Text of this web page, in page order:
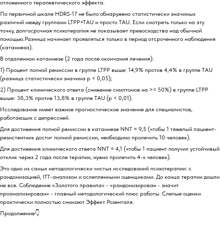
отложенного терапевтического эффекта.
По первичной шкале HDRS-17 не было обнаружено статистически значимых
различий между группами LTPP+TAU и просто TAU. Если смотреть только на эту
точку, долгосрочная психотерапия не показывает превосходства над обычной
помощью.Разница начинает проявляться только в период отсроченного наблюдения
(катамнеза).
В отдаленном катамнезе (2 года после окончания лечения):
1) Процент полной ремиссии в группе LTPP выше: 14,9% против 4,4% в группе TAU
(разница статистически значима p < 0,05);
2) Процент клинического ответа (снижение симптомов на >= 50%) в группе LTPP
выше: 38,3% против 13,8% в группе TAU (p < 0,01).
Исследование имеет важное прогностическое значение для специалистов,
работающих с депрессией.
Для достижения полной ремиссии в катамнезе NNT ≈ 9,5 (чтобы 1 тяжелый пациент-
резистентник достиг полной ремиссии, необходимо пролечить 10 человек).
Для достижения клинического ответа NNT ≈ 4,1 (чтобы 1 пациент получил устойчивый
отклик через 2 года после терапии, нужно пролечить 4-х человек).
Это одно из самых методологически чистых исследований психотерапии: с
рандомизацией, ITT-анализом и ослепленными оценщиками. До конца терапии дошли
не все. Соблюдение «Золотого правила» - «рандомизирован - значит
проанализирован» - главный методологический плюс работы. Слепые оценки
практически полностью снимают Эффект Розенталя.
Продолжение👇